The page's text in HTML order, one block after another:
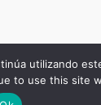
utilizando
to use this site